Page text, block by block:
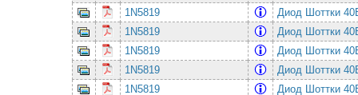
1N5819
Диод Шоттки
1N5819
Диод Шоттки
1N5819
Диод Шоттки
1N5819
Диод Шоттки
1N5819
Диод Шоттки